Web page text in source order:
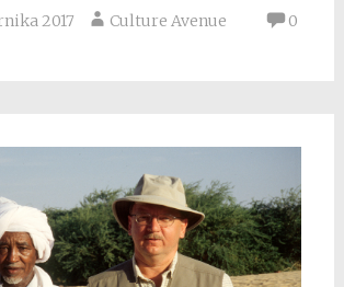
2017 Culture Avenue
0